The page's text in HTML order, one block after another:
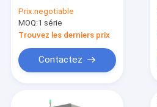
Prix:negotiable
MOQ:1 série
Trouvez les derniers prix
Contactez